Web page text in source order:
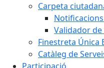
Carpeta
Validador
Finestreta Única
Catàleg de